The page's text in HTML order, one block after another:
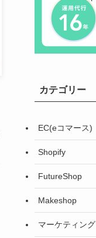
カテゴリー
EC(eコマース)
Shopify
FutureShop
Makeshop
マーケティング